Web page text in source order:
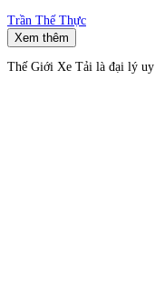
Trần Thế Thực
Xem thêm
Thế Giới Xe Tải là đại lý uy